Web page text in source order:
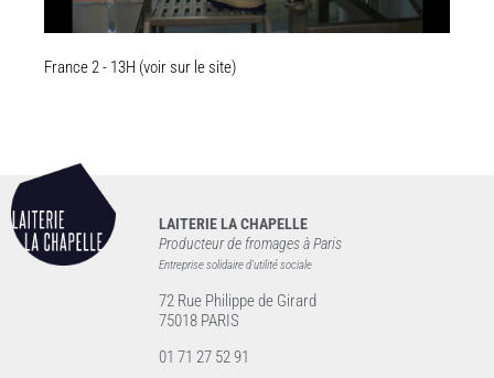
France 2 - 13H (voir sur le site)
LAITERIE LA CHAPELLE
Producteur de fromages à Paris
Entreprise solidaire d’utilité sociale
72 Rue Philippe de Girard
75018 PARIS
01 71 27 52 91